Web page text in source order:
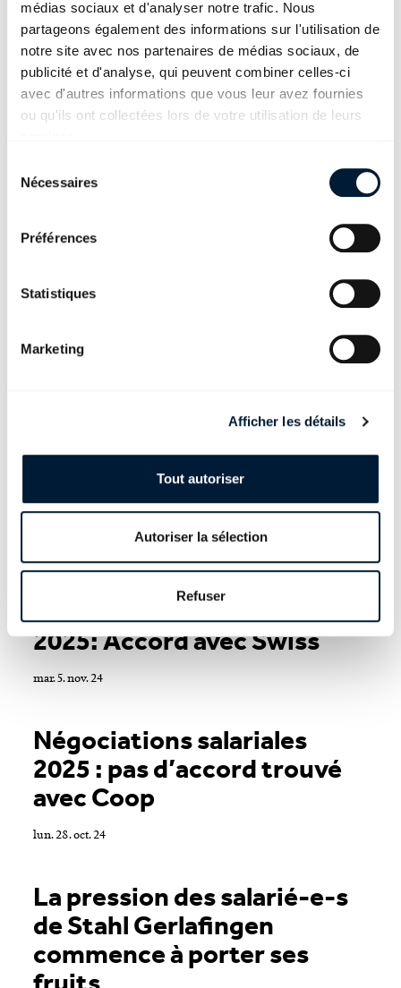
médias sociaux et d'analyser notre trafic. Nous
partageons également des informations sur l'utilisation de
notre site avec nos partenaires de médias sociaux, de
publicité et d'analyse, qui peuvent combiner celles-ci
avec d'autres informations que vous leur avez fournies
ou qu'ils ont collectées lors de votre utilisation de leurs
Nécessaires
Préférences
Statistiques
Marketing
Afficher les détails
Tout autoriser
Autoriser la sélection
Refuser
Nouvelle enquête de la
plateforme montre: l'IA
rend nécessaire une
développement des
lun. 11. nov. 24
Manifestation pour le
Gerlafingen
Négociations salariales
2025: pas d’accord avec la
Migros
Négociations salariales
2025: Accord avec Swiss
mar. 5. nov. 24
Négociations salariales
2025 : pas d’accord trouvé
avec Coop
lun. 28. oct. 24
La pression des salarié-e-s
de Stahl Gerlafingen
commence à porter ses